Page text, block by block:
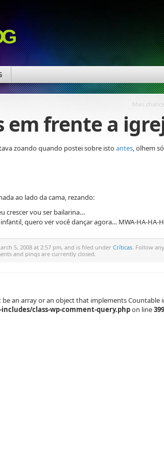
Mais
em frente a
zoando quando postei sobre istoantes, olhem
ao lado da cama, rezando:
crescer vou ser bailarina…
infantil, quero ver você dançar agora… MWA-HA-HA-
5, 2008 at 2:57 pm, and is filed under Críticas. Follow
and pings are currently closed.
be an array or an object that implements Countable
class-wp-comment-query.phpon line399